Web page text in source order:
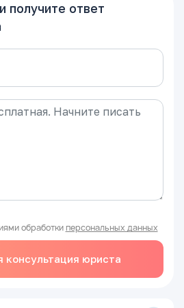
получите ответ
обработки персональных данных
консультация юриста